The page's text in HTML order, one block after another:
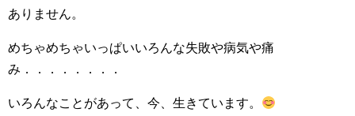
ありません。
めちゃめちゃいっぱいいろんな失敗や病気や痛
み．．．．．．．．
いろんなことがあって、今、生きています。